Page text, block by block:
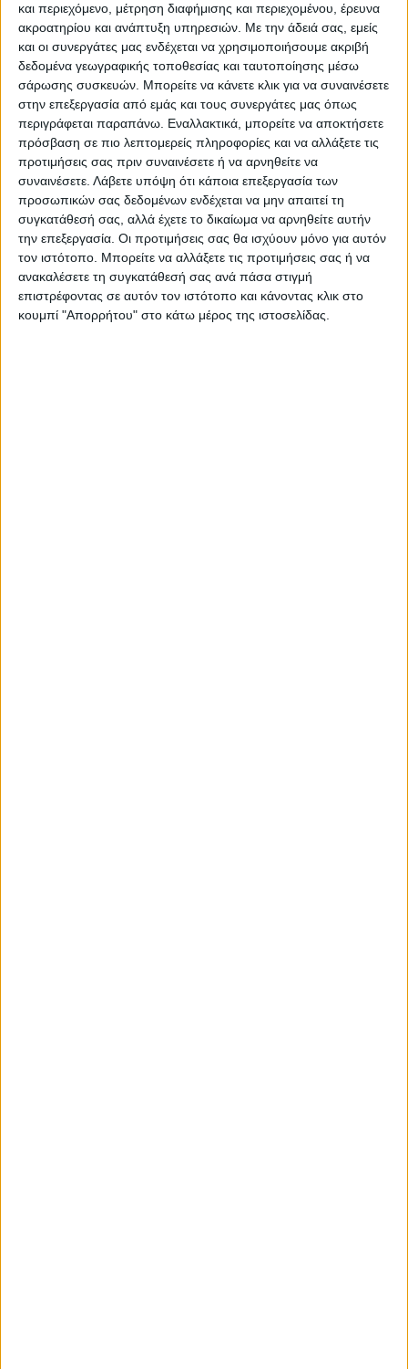
και περιεχόμενο, μέτρηση διαφήμισης και περιεχομένου, έρευνα
ακροατηρίου και ανάπτυξη υπηρεσιών. Με την άδειά σας, εμείς
και οι συνεργάτες μας ενδέχεται να χρησιμοποιήσουμε ακριβή
δεδομένα γεωγραφικής τοποθεσίας και ταυτοποίησης μέσω
σάρωσης συσκευών. Μπορείτε να κάνετε κλικ για να συναινέσετε
στην επεξεργασία από εμάς και τους συνεργάτες μας όπως
περιγράφεται παραπάνω. Εναλλακτικά, μπορείτε να αποκτήσετε
πρόσβαση σε πιο λεπτομερείς πληροφορίες και να αλλάξετε τις
προτιμήσεις σας πριν συναινέσετε ή να αρνηθείτε να
συναινέσετε. Λάβετε υπόψη ότι κάποια επεξεργασία των
προσωπικών σας δεδομένων ενδέχεται να μην απαιτεί τη
συγκατάθεσή σας, αλλά έχετε το δικαίωμα να αρνηθείτε αυτήν
την επεξεργασία. Οι προτιμήσεις σας θα ισχύουν μόνο για αυτόν
τον ιστότοπο. Μπορείτε να αλλάξετε τις προτιμήσεις σας ή να
ανακαλέσετε τη συγκατάθεσή σας ανά πάσα στιγμή
επιστρέφοντας σε αυτόν τον ιστότοπο και κάνοντας κλικ στο
κουμπί "Απορρήτου" στο κάτω μέρος της ιστοσελίδας.
τ.ΝΑΤ, τ.ΕΤΑΤ, τ.ΕΤΑΠ-ΜΜΕ και ΔΕΗ .
Πηγη:cnn.gr
Τελευταίες Ειδήσεις Σήμερα
Ακολούθησε την εφημερίδα ΝΕΟΣ
ΑΓΩΝ στο Google News!
Όλες οι εξελίξεις στην περιοχή της
Καρδίτσας και ευρύτερα της Θεσσαλίας
ΠΡΟΗΓΟΥΜΕΝΟ ΑΡΘΡΟ ΕΠΟΜΕΝΟ ΑΡΘΡΟ